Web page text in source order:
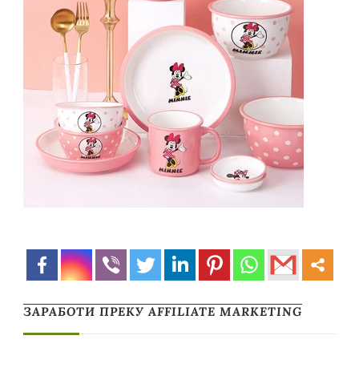
ЗАРАБОТИ ПРЕКУ AFFILIATE MARKETING